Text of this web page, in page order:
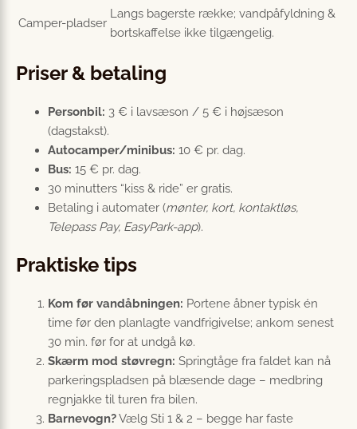
Camper-pladser
Langs bagerste række; vandpåfyldning &
bortskaffelse ikke tilgængelig.
Priser & betaling
Personbil: 3 € i lavsæson / 5 € i højsæson
(dagstakst).
Autocamper/minibus: 10 € pr. dag.
Bus: 15 € pr. dag.
30 minutters “kiss & ride” er gratis.
Betaling i automater (mønter, kort, kontaktløs,
Telepass Pay, EasyPark-app).
Praktiske tips
Kom før vandåbningen: Portene åbner typisk én
time før den planlagte vandfrigivelse; ankom senest
30 min. før for at undgå kø.
Skærm mod støvregn: Springtåge fra faldet kan nå
parkeringspladsen på blæsende dage – medbring
regnjakke til turen fra bilen.
Barnevogn?Vælg Sti 1 & 2 – begge har faste